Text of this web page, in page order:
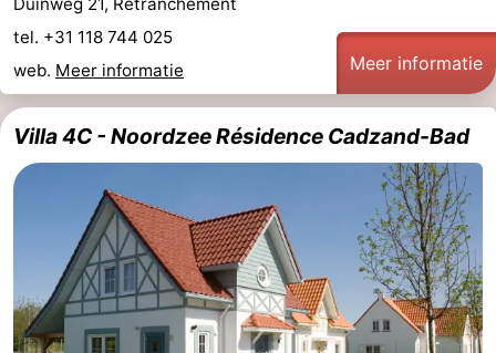
Contact
tel. +31 118 744 025
web. Meer informatie Meer informatie
Villa 4C - Noordzee Résidence Cadzand-Bad